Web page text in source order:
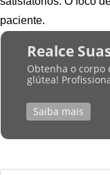
paciente.
Realce
Obtenha o corpo
glútea!
Saiba mais